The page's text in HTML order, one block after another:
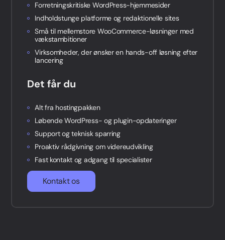
Forretningskritiske WordPress-hjemmesider
Indholdstunge platforme og redaktionelle sites
Små til mellemstore WooCommerce-løsninger med
vækstambitioner
Virksomheder, der ønsker en hands-off løsning efter
lancering
Det får du
Alt fra hostingpakken
Løbende WordPress- og plugin-opdateringer
Support og teknisk sparring
Proaktiv rådgivning om videreudvikling
Fast kontakt og adgang til specialister
Kontakt os